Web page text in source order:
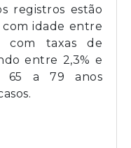
registros estão
com idade entre
com taxas de
entre 2,3% e
65 a 79 anos